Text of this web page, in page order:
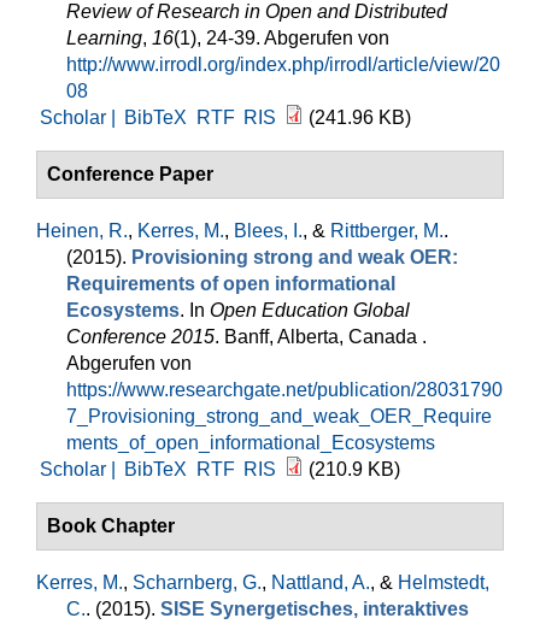
Review of Research in Open and Distributed
Learning, 16(1), 24-39. Abgerufen von
http://www.irrodl.org/index.php/irrodl/article/view/20
08
Scholar |
BibTeX RTF RIS (241.96 KB)
Conference Paper
Heinen, R., Kerres, M., Blees, I., & Rittberger, M..
(2015). Provisioning strong and weak OER:
Requirements of open informational
Ecosystems. In Open Education Global
Conference 2015. Banff, Alberta, Canada .
Abgerufen von
https://www.researchgate.net/publication/28031790
7_Provisioning_strong_and_weak_OER_Require
ments_of_open_informational_Ecosystems
Scholar |
BibTeX RTF RIS (210.9 KB)
Book Chapter
Kerres, M., Scharnberg, G., Nattland, A., & Helmstedt,
C.. (2015). SISE Synergetisches, interaktives